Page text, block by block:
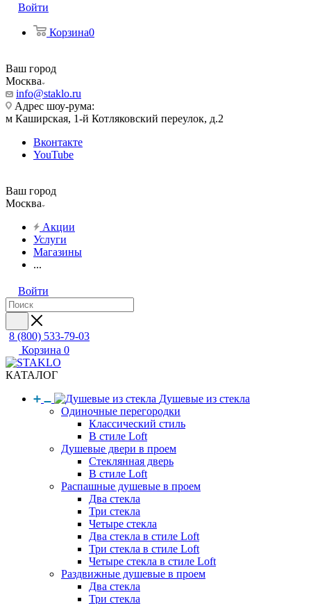
Войти
Корзина0
Ваш город
Москва
info@staklo.ru
Адрес шоу-рума:
м Каширская, 1-й Котляковский переулок, д.2
Вконтакте
YouTube
Ваш город
Москва
Акции
Услуги
Магазины
...
Войти
8 (800) 533-79-03
Корзина 0
КАТАЛОГ
Душевые из стекла
Одиночные перегородки
Классический стиль
В стиле Loft
Душевые двери в проем
Стеклянная дверь
В стиле Loft
Распашные душевые в проем
Два стекла
Три стекла
Четыре стекла
Два стекла в стиле Loft
Три стекла в стиле Loft
Четыре стекла в стиле Loft
Раздвижные душевые в проем
Два стекла
Три стекла